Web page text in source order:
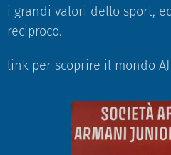
i grandi valori dello sport,
reciproco.
link per scoprire il mondo